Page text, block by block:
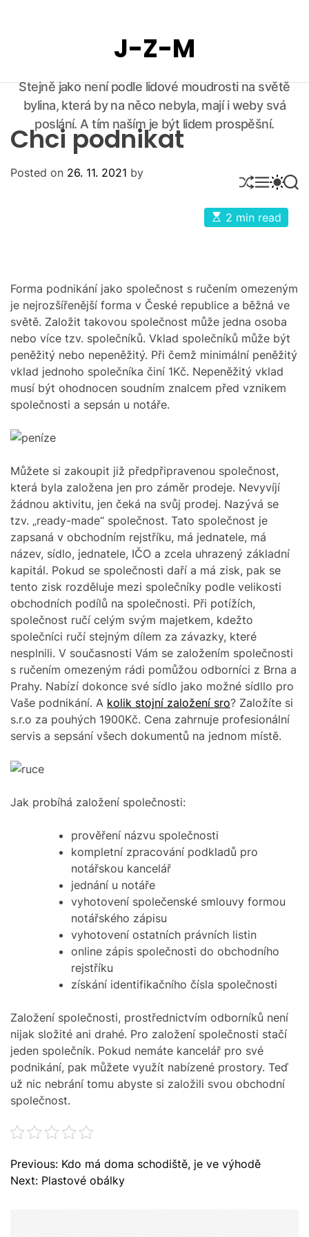
J-Z-M
Stejně jako není podle lidové moudrosti na světě
bylina, která by na něco nebyla, mají i weby svá
poslání. A tím naším je být lidem prospěšní.
S
H
U
F
F
M
E
N
U
S
W
I
T
C
O
R
M
O
D
E
S
E
A
C
Chci podnikat
Posted on 26. 11. 2021 by
E
s
t
e
d
r
e
a
d
t
i
e
2 min read
Forma podnikání jako společnost s ručením omezeným
je nejrozšířenější forma v České republice a běžná ve
světě. Založit takovou společnost může jedna osoba
nebo více tzv. společníků. Vklad společníků může být
peněžitý nebo nepeněžitý. Při čemž minimální peněžitý
vklad jednoho společníka činí 1Kč. Nepeněžitý vklad
musí být ohodnocen soudním znalcem před vznikem
společnosti a sepsán u notáře.
Můžete si zakoupit již předpřipravenou společnost,
která byla založena jen pro záměr prodeje. Nevyvíjí
žádnou aktivitu, jen čeká na svůj prodej. Nazývá se
tzv. „ready-made“ společnost. Tato společnost je
zapsaná v obchodním rejstříku, má jednatele, má
název, sídlo, jednatele, IČO a zcela uhrazený základní
kapitál. Pokud se společnosti daří a má zisk, pak se
tento zisk rozděluje mezi společníky podle velikosti
obchodních podílů na společnosti. Při potížích,
společnost ručí celým svým majetkem, kdežto
společníci ručí stejným dílem za závazky, které
nesplnili. V současnosti Vám se založením společnosti
s ručením omezeným rádi pomůžou odborníci z Brna a
Prahy. Nabízí dokonce své sídlo jako možné sídllo pro
Vaše podnikání. A kolik stojní založení sro? Založíte si
s.r.o za pouhých 1900Kč. Cena zahrnuje profesionální
servis a sepsání všech dokumentů na jednom místě.
Jak probíhá založení společnosti:
prověření názvu společnosti
kompletní zpracování podkladů pro
notářskou kancelář
jednání u notáře
vyhotovení společenské smlouvy formou
notářského zápisu
vyhotovení ostatních právních listin
online zápis společnosti do obchodního
rejstříku
získání identifikačního čísla společnosti
Založení společnosti, prostřednictvím odborníků není
nijak složité ani drahé. Pro založení společnosti stačí
jeden společník. Pokud nemáte kancelář pro své
podnikání, pak můžete využít nabízené prostory. Teď
už nic nebrání tomu abyste si založili svou obchodní
společnost.
N
a
i
g
Previous: Kdo má doma schodiště, je ve výhodě
Next: Plastové obálky